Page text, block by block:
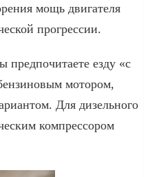
мощь двигателя
прогрессии.
предпочитаете езду «с
мотором,
Для дизельного
компрессором